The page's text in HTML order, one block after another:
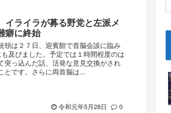
ライラが募る野党と左派メ
癖に終始
領は２７日、迎賓館で首脳会談に臨み
及びました。予定では１時間程度のは
突っ込んだ話、活発な意見交換がされ
とです。さらに両首脳は...
令和元年5月28日 0